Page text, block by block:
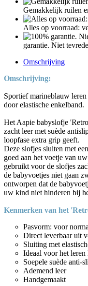
Gemakkelijk ruilen
Alles op voorraad:
garantie. Niet
Omschrijving
Omschrijving:
Sportief marineblauw
door elastische enkelband.
Het Aapie babyslofje
zacht leer met suède
loopfase extra grip geeft.
Deze slofjes sluiten met
goed aan het voetje van
gebruikt voor de slofjes
de babyvoetjes niet gaan
ontworpen dat de
uw kind niet hinderen bij
Kenmerken van het
Pasvorm: voor
Direct leverbaar uit
Sluiting met
Ideaal voor het
Soepele suède anti-
Ademend leer
Handgemaakt